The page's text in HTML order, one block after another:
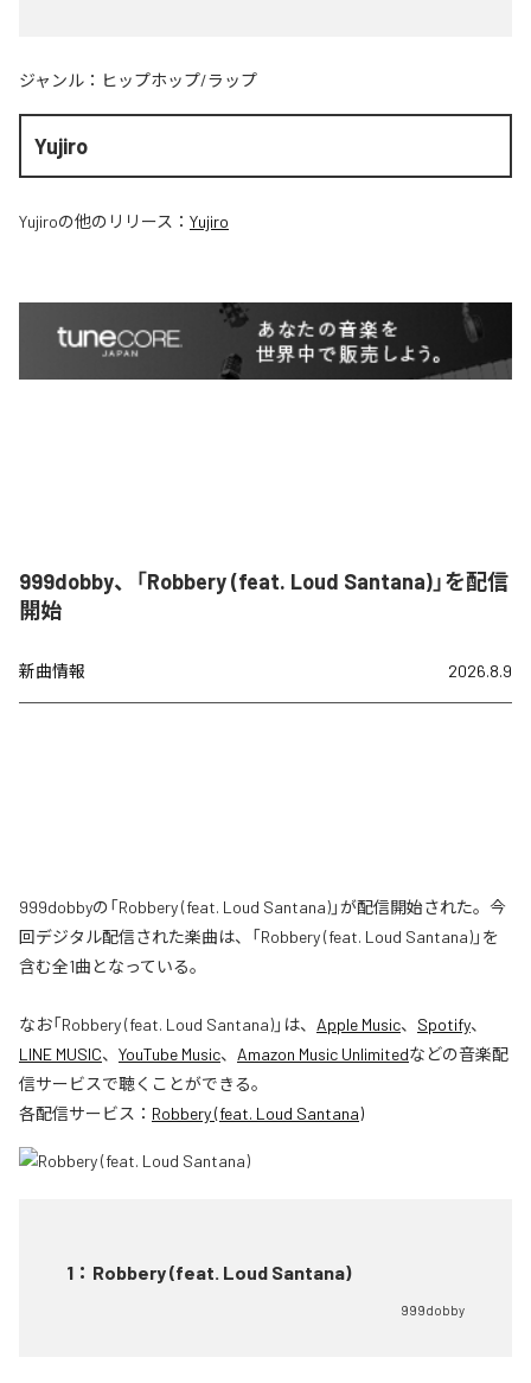
ジャンル： ヒップホップ/ラップ
Yujiro
Yujiroの他のリリース： Yujiro
999dobby、「Robbery (feat. Loud Santana)」を配信
開始
新曲情報 2026.8.9
999dobbyの「Robbery (feat. Loud Santana)」が配信開始された。今
回デジタル配信された楽曲は、「Robbery (feat. Loud Santana)」を
含む全1曲となっている。
なお「Robbery (feat. Loud Santana)」は、 Apple Music、 Spotify、
LINE MUSIC、 YouTube Music、 Amazon Music Unlimitedなどの音楽配
信サービスで聴くことができる。
各配信サービス： Robbery (feat. Loud Santana)
1 ： Robbery (feat. Loud Santana)
999dobby